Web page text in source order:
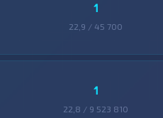
1
22,9 / 45 700
1
22,8 / 9 523 810